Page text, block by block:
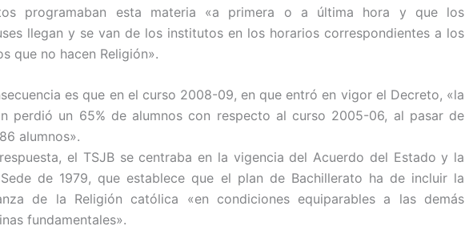
programaban esta materia «a primera o a última hora y que los
llegan y se van de los institutos en los horarios correspondientes a los
que no hacen Religión».
es que en el curso 2008-09, en que entró en vigor el Decreto, «la
perdió un 65% de alumnos con respecto al curso 2005-06, al pasar de
alumnos».
el TSJB se centraba en la vigencia del Acuerdo del Estado y la
de 1979, que establece que el plan de Bachillerato ha de incluir la
de la Religión católica «en condiciones equiparables a las demás
fundamentales».